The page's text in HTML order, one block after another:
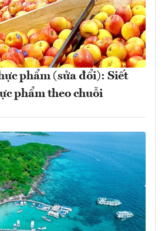
phẩm (sửa đổi): Siết
phẩm theo chuỗi